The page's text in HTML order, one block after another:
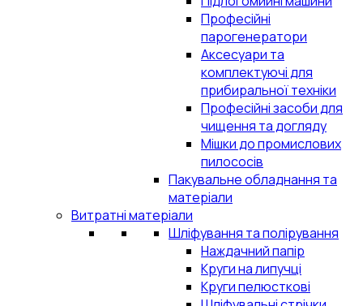
Професійні
парогенератори
Аксесуари та
комплектуючі для
прибиральної техніки
Професійні засоби для
чищення та догляду
Мішки до промислових
пилососів
Пакувальне обладнання та
матеріали
Витратні матеріали
Шліфування та полірування
Наждачний папір
Круги на липучці
Круги пелюсткові